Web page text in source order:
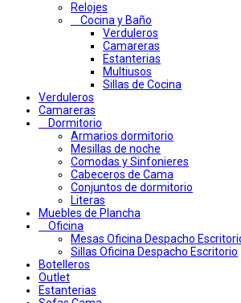
Relojes
Cocina y Baño
Verduleros
Camareras
Estanterias
Multiusos
Sillas de Cocina
Verduleros
Camareras
Dormitorio
Armarios dormitorio
Mesillas de noche
Comodas y Sinfonieres
Cabeceros de Cama
Conjuntos de dormitorio
Literas
Muebles de Plancha
Oficina
Mesas Oficina Despacho
Sillas Oficina Despacho Escritorio
Botelleros
Outlet
Estanterias